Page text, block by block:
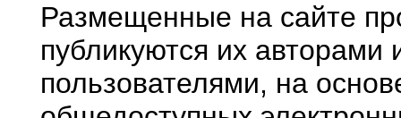
Размещенные на сайте
публикуются их авторами
пользователями, на